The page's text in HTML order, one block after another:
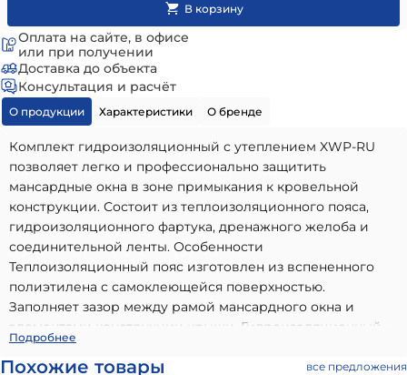
Оплата на сайте, в офисе
или при получении
Доставка до объекта
Консультация и расчёт
О продукции Характеристики О бренде
Комплект гидроизоляционный с утеплением XWP-RU
позволяет легко и профессионально защитить
мансардные окна в зоне примыкания к кровельной
конструкции. Состоит из теплоизоляционного пояса,
гидроизоляционного фартука, дренажного желоба и
соединительной ленты. Особенности
Теплоизоляционный пояс изготовлен из вспененного
полиэтилена с самоклеющейся поверхностью.
Заполняет зазор между рамой мансардного окна и
элементами конструкции крыши. Гидроизоляционный
фартук изготовлен из 3-слойной пленки из
полипропилена. Соединяет оконную коробку с основной
Гидро-теплоизоляция ВПЭ с дренажным желобом
Подробнее
Похожие товары все предложения